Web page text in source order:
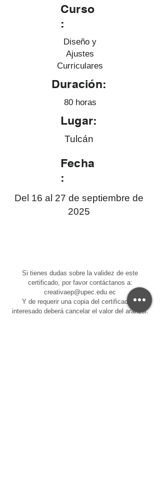
Curso
:
Diseño y
Ajustes
Curriculares
Duración:
80 horas
Lugar:
Tulcán
Fecha
:
Del 16 al 27 de septiembre de
2025
Si tienes dudas sobre la validez de este
certificado, por favor contáctanos a:
creativaep@upec.edu.ec
Y de requerir una copia del certificado el
interesado deberá cancelar el valor del arancel.